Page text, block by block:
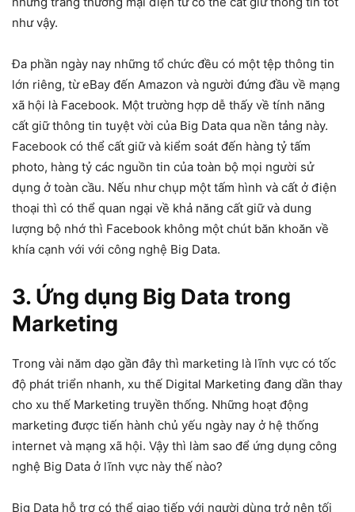
như vậy.
Đa phần ngày nay những tổ chức đều có một tệp thông tin
lớn riêng, từ eBay đến Amazon và người đứng đầu về mạng
xã hội là Facebook. Một trường hợp dễ thấy về tính năng
cất giữ thông tin tuyệt vời của Big Data qua nền tảng này.
Facebook có thể cất giữ và kiểm soát đến hàng tỷ tấm
photo, hàng tỷ các nguồn tin của toàn bộ mọi người sử
dụng ở toàn cầu. Nếu như chụp một tấm hình và cất ở điện
thoại thì có thể quan ngại về khả năng cất giữ và dung
lượng bộ nhớ thì Facebook không một chút băn khoăn về
khía cạnh với với công nghệ Big Data.
3. Ứng dụng Big Data trong
Marketing
Trong vài năm dạo gần đây thì marketing là lĩnh vực có tốc
độ phát triển nhanh, xu thế Digital Marketing đang dần thay
cho xu thế Marketing truyền thống. Những hoạt động
marketing được tiến hành chủ yếu ngày nay ở hệ thống
internet và mạng xã hội. Vậy thì làm sao để ứng dụng công
nghệ Big Data ở lĩnh vực này thế nào?
Big Data hỗ trợ có thể giao tiếp với người dùng trở nên tối